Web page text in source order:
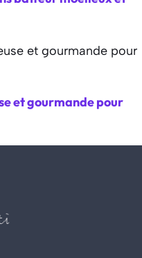
et gourmande pour